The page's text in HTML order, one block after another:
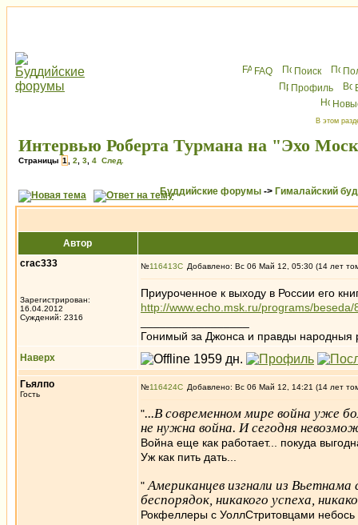
FAQ Поиск
Профиль
В этом
Интервью Роберта Турмана на "Эхо
Страницы 1 2 3 4 След.
Буддийские форумы -> Гималайский
Автор
crac333
Зарегистрирован:
16.04.2012
Суждений: 2316
№116413 Добавлено: Вс 06 Май 12, 05:30 (14 лет
Приуроченное к выходу в России его
http://www.echo.msk.ru/programs/
Гонимый за Джонса и правды народныя
Наверх
Гьялпо
Гость
№116424 Добавлено: Вс 06 Май 12, 14:21 (14 лет
"...В современном мире война уже
не нужна война. И сегодня
Война еще как работает... покуда
Уж как пить дать...
" Американцев изгнали из
беспорядок, никакого успеха,
Рокфеллеры с УоллСтритовцами небось